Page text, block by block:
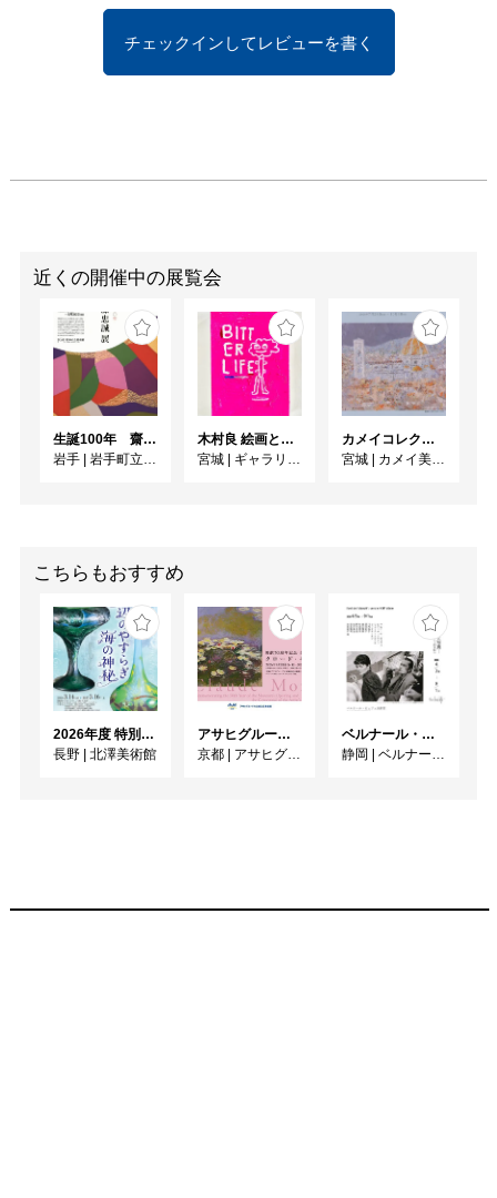
チェックインしてレビューを書く
近くの開催中の展覧会
生誕100年 齋藤忠誠展
岩手
岩手町立石神の丘美術館
木村良 絵画と作陶展「BITTER LIFE」
宮城
ギャラリー ターンアラウンド
カメイコレクション展 Ⅱ期
宮城
カメイ美術館
こちらもおすすめ
2026年度 特別展「ガレとドーム、アール･ヌーヴォーのガラス 水辺のやすらぎ、海の神秘」
長野
北澤美術館
アサヒグループ大山崎山荘美術館 開館30周年記念展「没後100年 クロード・モネ」
京都
アサヒグループ大山崎山荘美術館
ベルナール・ビュフェと写真 ーカメラがとらえたビュフェとその時代、そして21 世紀へ
静岡
ベルナール・ビュフェ美術館